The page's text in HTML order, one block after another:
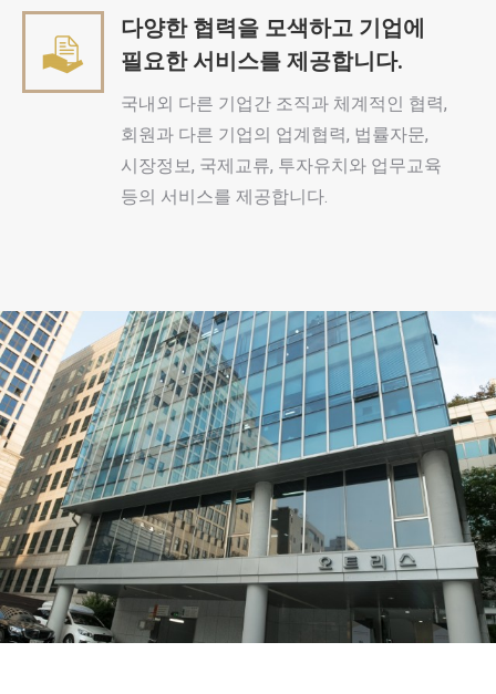
다양한 협력을 모색하고 기업에
필요한 서비스를 제공합니다.
국내외 다른 기업간 조직과 체계적인 협력,
회원과 다른 기업의 업계협력, 법률자문,
시장정보, 국제교류, 투자유치와 업무교육
등의 서비스를 제공합니다.